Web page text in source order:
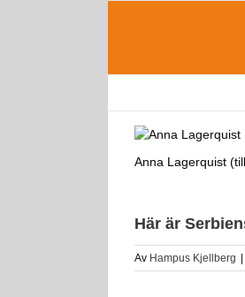
Anna Lagerquist
Här är
Av Hampus Kjellberg